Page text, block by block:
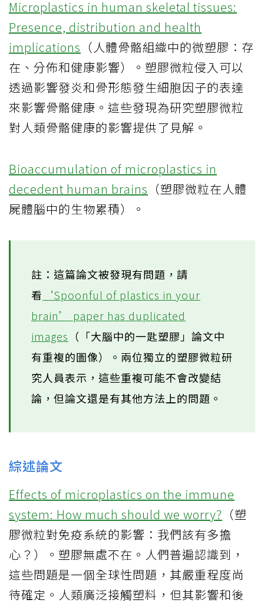
Microplastics in human skeletal tissues:
Presence, distribution and health
implications （人體骨骼組織中的微塑膠：存
在、分佈和健康影響）。塑膠微粒侵入可以
透過影響發炎和骨形態發生細胞因子的表達
來影響骨骼健康。這些發現為研究塑膠微粒
對人類骨骼健康的影響提供了見解。
Bioaccumulation of microplastics in
decedent human brains （塑膠微粒在人體
屍體腦中的生物累積）。
註：這篇論文被發現有問題，請
看 ‘Spoonful of plastics in your
brain’ paper has duplicated
images （「大腦中的一匙塑膠」論文中
有重複的圖像）。兩位獨立的塑膠微粒研
究人員表示，這些重複可能不會改變結
論，但論文還是有其他方法上的問題。
綜述論文
Effects of microplastics on the immune
system: How much should we worry? （塑
膠微粒對免疫系統的影響：我們該有多擔
心？）。塑膠無處不在。人們普遍認識到，
這些問題是一個全球性問題，其嚴重程度尚
待確定。人類廣泛接觸塑料，但其影響和後